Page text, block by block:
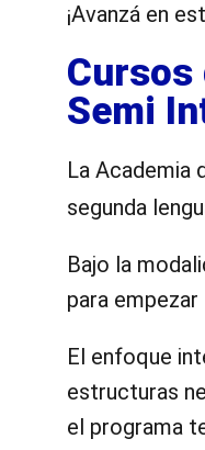
¡Avanzá en
Cursos
Semi
La Academia
segunda
Bajo la
para
El enfoque
estructuras
el programa